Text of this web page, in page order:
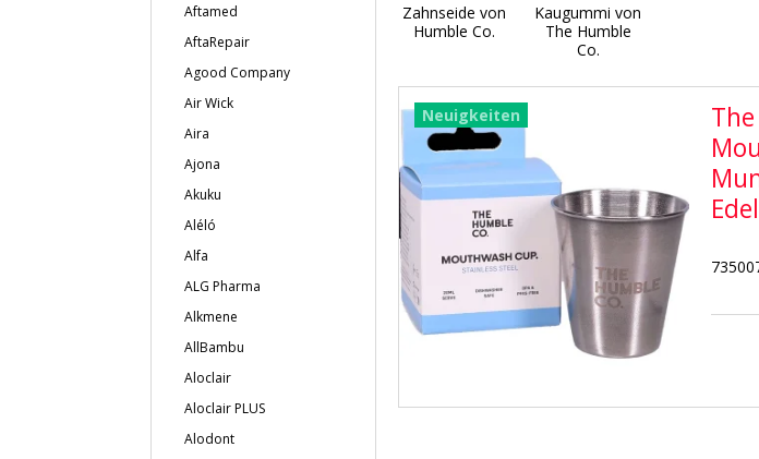
Aftamed
AftaRepair
Agood Company
Air Wick
Aira
Ajona
Akuku
Aléló
Alfa
ALG Pharma
Alkmene
AllBambu
Aloclair
Aloclair PLUS
Alodont
Zahnseide von
Humble Co.
Kaugummi von
The Humble
Co.
Neuigkeiten